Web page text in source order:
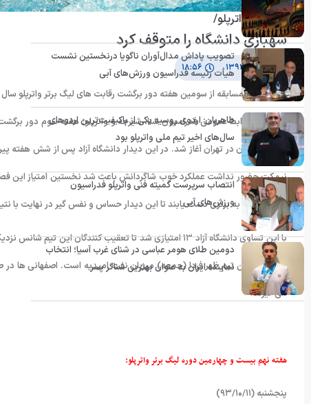
لیگ برتر واترپلو/
شهبازی دانشگاه را متوقف کرد
۱۱ دی ۱۳۹۳ ۱۸:۵۶
در نخستین مسابقه از سومین هفته دور برگشت رقابت های لیگ برتر واترپلو سال 1393، دیدار دو تیم دانشگاه آزاد و شهبازی زنجان 8 بر 8 مساوی به پایان رسید.
به گزارش روابط عمومی فدراسیون شنا، شیرجه و واترپلو؛ هفته سوم دور
شهبازی زنجان در تهران آغاز شد. در این دیدار دانشگاه آزاد پس از شش
نیمکت حضور نداشت عملکرد خوب شاگردانش باعث شد نخستین امتیاز این
میهمان خود به برتری دست یابند تا این دیدار حساس و نفس گیر در نهایت
با این تساوی دانشگاه آزاد ۱۳ امتیازی شد تا تعقیب
می گیرند.
هفته نهم بیست و چهارمین دوره لیگ برتر واترپلو:
پنجشنبه (۹۳/۱۰/۱۱)
تصویب پاداش مدال‌آوران ناگویا درنخستین نشست
هیأت رئیسه فدراسیون ورزش‌های آبی
طاهریان: اردوی روسیه یکی از باکیفیت‌ترین اردوهای
سال‌های اخیر تیم ملی واترپلو بود
انتصاب سرپرست کمیته فنی واترپلو فدراسیون
ورزش‌های آبی
دومین طلای هومر عباسی در شنای غرب آسیا؛ انتخاب
نماینده ایران به عنوان بهترین شناگر پسر